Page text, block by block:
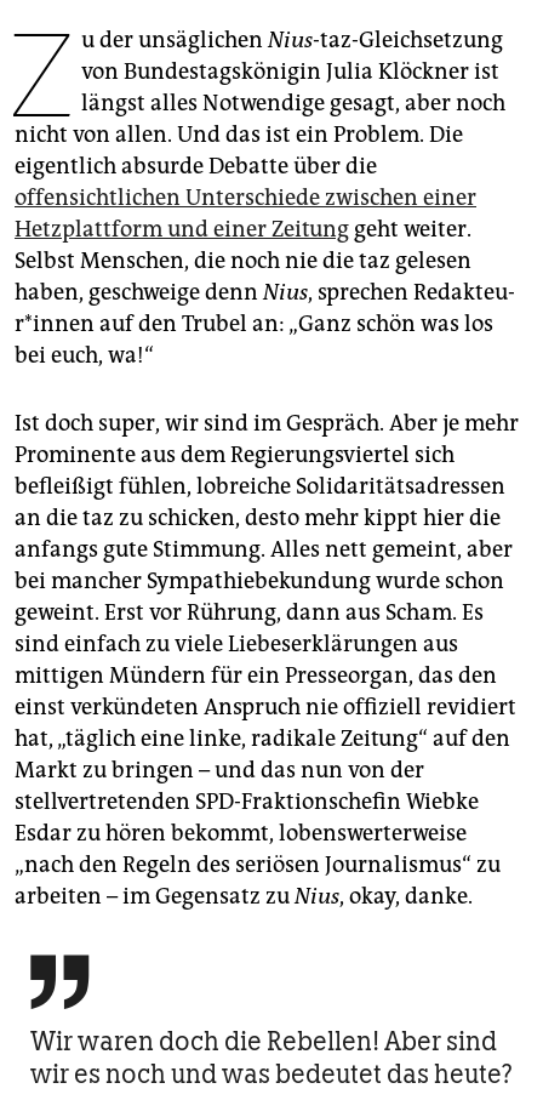
epaper login
Z u der unsäglichenNius-taz-Gleichsetzung
von Bundestagskönigin Julia Klöckner ist
längst alles Notwendige gesagt, aber noch
nicht von allen. Und das ist ein Problem. Die
eigentlich absurde Debatte über die
offensichtlichen Unterschiede zwischen einer
Hetzplattform und einer Zeitung geht weiter.
Selbst Menschen, die noch nie die taz gelesen
haben, geschweige dennNius, sprechen Re­dak­teu­
r*in­nen auf den Trubel an: „Ganz schön was los
bei euch, wa!“
Ist doch super, wir sind im Gespräch. Aber je mehr
Prominente aus dem Regierungsviertel sich
befleißigt fühlen, lobreiche Solidaritätsadressen
an die taz zu schicken, desto mehr kippt hier die
anfangs gute Stimmung. Alles nett gemeint, aber
bei mancher Sympathiebekundung wurde schon
geweint. Erst vor Rührung, dann aus Scham. Es
sind einfach zu viele Liebeserklärungen aus
mittigen Mündern für ein Presseorgan, das den
einst verkündeten Anspruch nie offiziell revidiert
hat, „täglich eine linke, radikale Zeitung“ auf den
Markt zu bringen – und das nun von der
stellvertretenden SPD-Fraktionschefin Wiebke
Esdar zu hören bekommt, lobenswerterweise
„nach den Regeln des seriösen Journalismus“ zu
arbeiten – im Gegensatz zuNius, okay, danke.

Wir waren doch die Rebellen! Aber sind
wir es noch und was bedeutet das heute?